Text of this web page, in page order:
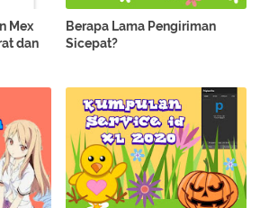
Mex
dan
Berapa Lama Pengiriman
Sicepat?